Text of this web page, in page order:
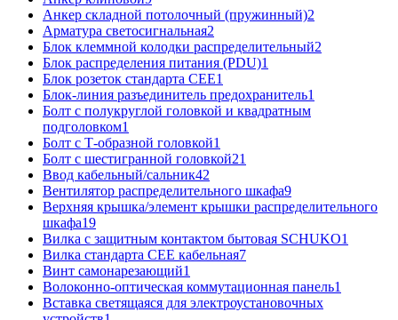
Анкер складной потолочный (пружинный)2
Арматура светосигнальная2
Блок клеммной колодки распределительный2
Блок распределения питания (PDU)1
Блок розеток стандарта CEE1
Блок-линия разъединитель предохранитель1
Болт с полукруглой головкой и квадратным
подголовком1
Болт с Т-образной головкой1
Болт с шестигранной головкой21
Ввод кабельный/сальник42
Вентилятор распределительного шкафа9
Верхняя крышка/элемент крышки распределительного
шкафа19
Вилка с защитным контактом бытовая SCHUKO1
Вилка стандарта CEE кабельная7
Винт самонарезающий1
Волоконно-оптическая коммутационная панель1
Вставка светящаяся для электроустановочных